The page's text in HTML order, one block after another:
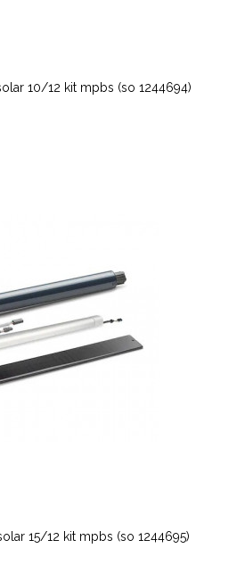
10/12 kit mpbs (so 1244694)
15/12 kit mpbs (so 1244695)